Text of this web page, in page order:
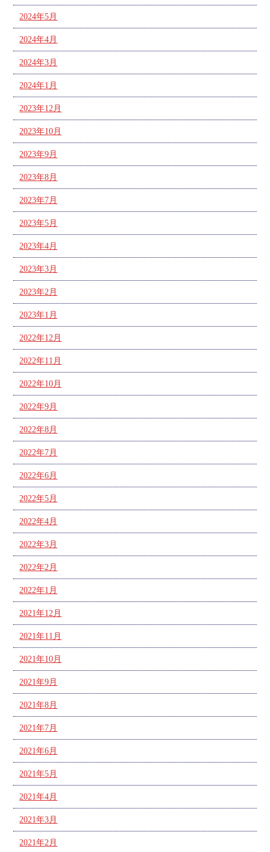
2024年5月
2024年4月
2024年3月
2024年1月
2023年12月
2023年10月
2023年9月
2023年8月
2023年7月
2023年5月
2023年4月
2023年3月
2023年2月
2023年1月
2022年12月
2022年11月
2022年10月
2022年9月
2022年8月
2022年7月
2022年6月
2022年5月
2022年4月
2022年3月
2022年2月
2022年1月
2021年12月
2021年11月
2021年10月
2021年9月
2021年8月
2021年7月
2021年6月
2021年5月
2021年4月
2021年3月
2021年2月